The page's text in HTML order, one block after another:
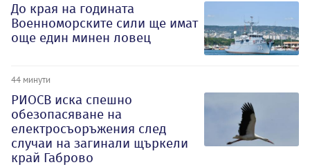
До края на годината
Военноморските сили ще имат
още един минен ловец
44 минути
РИОСВ иска спешно
обезопасяване на
електросъоръжения след
случаи на загинали щъркели
край Габрово